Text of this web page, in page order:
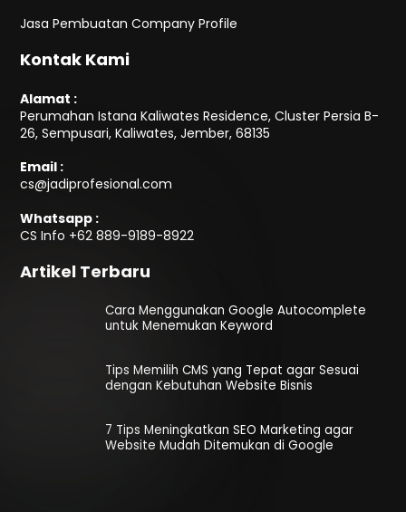
Jasa Pembuatan Company Profile
Kontak Kami
Alamat :
Perumahan Istana Kaliwates Residence, Cluster Persia B-
26, Sempusari, Kaliwates, Jember, 68135
Email :
cs@jadiprofesional.com
Whatsapp :
CS Info +62 889-9189-8922
Artikel Terbaru
Cara Menggunakan Google Autocomplete
untuk Menemukan Keyword
Tips Memilih CMS yang Tepat agar Sesuai
dengan Kebutuhan Website Bisnis
7 Tips Meningkatkan SEO Marketing agar
Website Mudah Ditemukan di Google